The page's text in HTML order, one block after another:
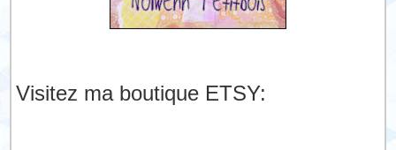
Visitez ma boutique ETSY: